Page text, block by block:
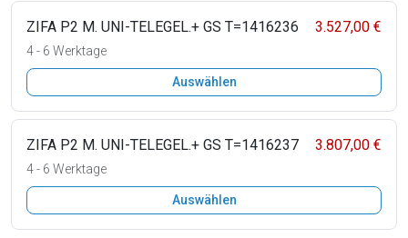
ZIFA P2 M. UNI-TELEGEL.+ GS T=1416236 3.527,00 €
4 - 6 Werktage
Auswählen
ZIFA P2 M. UNI-TELEGEL.+ GS T=1416237 3.807,00 €
4 - 6 Werktage
Auswählen